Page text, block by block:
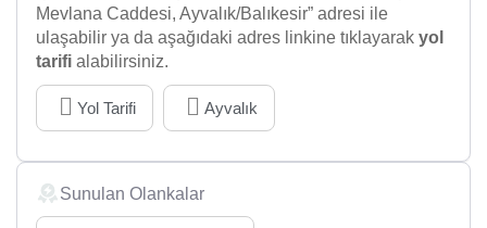
Mevlana Caddesi, Ayvalık/Balıkesir” adresi ile
ulaşabilir ya da aşağıdaki adres linkine tıklayarak yol
tarifi alabilirsiniz.
Yol Tarifi Ayvalık
Sunulan Olankalar